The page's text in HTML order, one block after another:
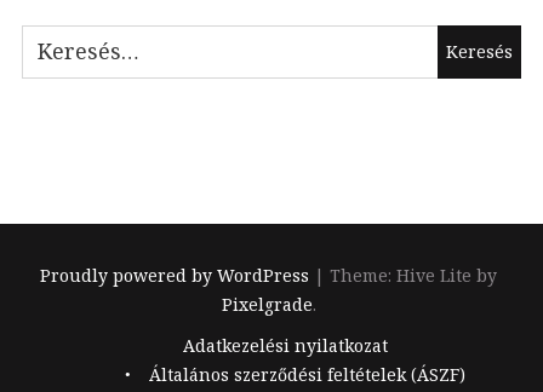
Keresés:
Proudly powered by WordPress |Theme: Hive Lite by
Pixelgrade.
Adatkezelési nyilatkozat
Általános szerződési feltételek (ÁSZF)